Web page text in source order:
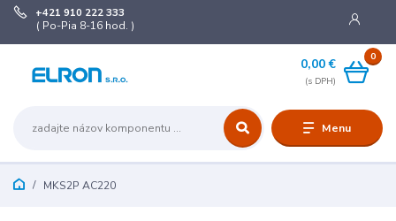
Menu
+421 910 222 333
( Po-Pia 8-16 hod. )
0
0,00 €
MKS2P AC220